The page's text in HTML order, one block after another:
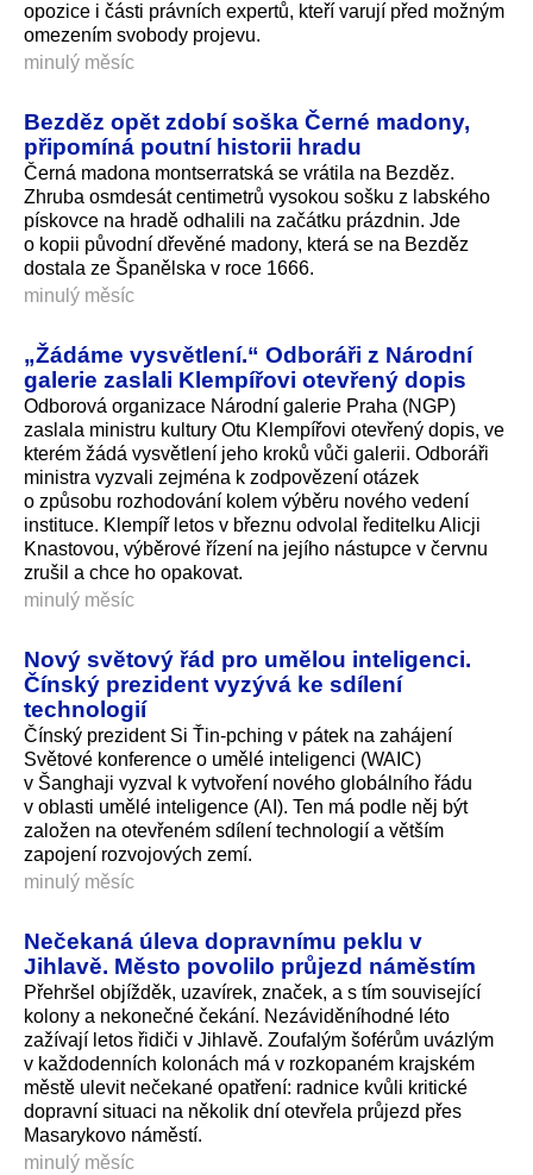
opozice i části právních expertů, kteří varují před možným
omezením svobody projevu.
minulý měsíc
Bezděz opět zdobí soška Černé madony,
připomíná poutní historii hradu
Černá madona montserratská se vrátila na Bezděz.
Zhruba osmdesát centimetrů vysokou sošku z labského
pískovce na hradě odhalili na začátku prázdnin. Jde
o kopii původní dřevěné madony, která se na Bezděz
dostala ze Španělska v roce 1666.
minulý měsíc
„Žádáme vysvětlení.“ Odboráři z Národní
galerie zaslali Klempířovi otevřený dopis
Odborová organizace Národní galerie Praha (NGP)
zaslala ministru kultury Otu Klempířovi otevřený dopis, ve
kterém žádá vysvětlení jeho kroků vůči galerii. Odboráři
ministra vyzvali zejména k zodpovězení otázek
o způsobu rozhodování kolem výběru nového vedení
instituce. Klempíř letos v březnu odvolal ředitelku Alicji
Knastovou, výběrové řízení na jejího nástupce v červnu
zrušil a chce ho opakovat.
minulý měsíc
Nový světový řád pro umělou inteligenci.
Čínský prezident vyzývá ke sdílení
technologií
Čínský prezident Si Ťin-pching v pátek na zahájení
Světové konference o umělé inteligenci (WAIC)
v Šanghaji vyzval k vytvoření nového globálního řádu
v oblasti umělé inteligence (AI). Ten má podle něj být
založen na otevřeném sdílení technologií a větším
zapojení rozvojových zemí.
minulý měsíc
Nečekaná úleva dopravnímu peklu v
Jihlavě. Město povolilo průjezd náměstím
Přehršel objížděk, uzavírek, značek, a s tím související
kolony a nekonečné čekání. Nezáviděníhodné léto
zažívají letos řidiči v Jihlavě. Zoufalým šoférům uvázlým
v každodenních kolonách má v rozkopaném krajském
městě ulevit nečekané opatření: radnice kvůli kritické
dopravní situaci na několik dní otevřela průjezd přes
Masarykovo náměstí.
minulý měsíc